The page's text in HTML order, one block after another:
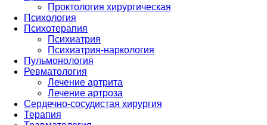
Проктология хирургическая
Психология
Психотерапия
Психиатрия
Психиатрия-наркология
Пульмонология
Ревматология
Лечение артрита
Лечение артроза
Сердечно-сосудистая хирургия
Терапия